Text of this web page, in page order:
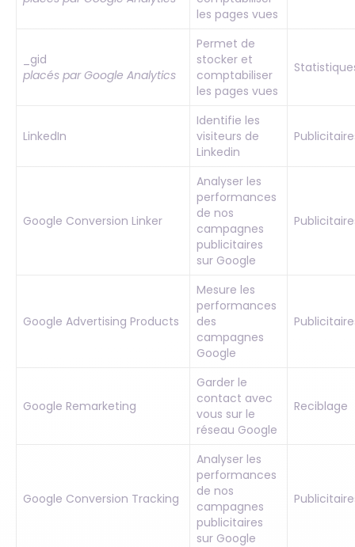
les pages vues
_gid
placés par Google Analytics
Permet de
stocker et
comptabiliser
les pages vues
LinkedIn
Identifie les
visiteurs de
Linkedin
Google Conversion Linker
Analyser les
performances
de nos
campagnes
publicitaires
sur Google
Google Advertising Products
Mesure les
performances
des
campagnes
Google
Google Remarketing
Garder le
contact avec
vous sur le
réseau Google
Reciblage
Google Conversion Tracking
Analyser les
performances
de nos
campagnes
publicitaires
sur Google